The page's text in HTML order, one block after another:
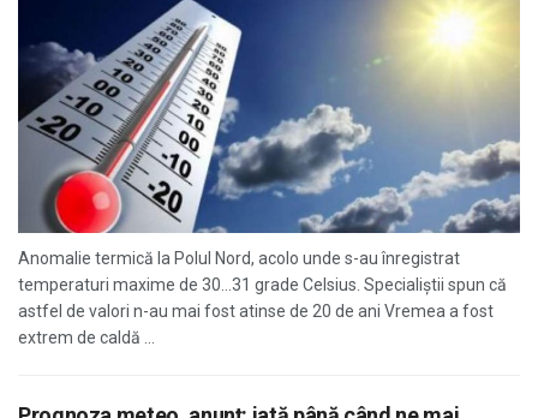
Anomalie termică la Polul Nord, acolo unde s-au înregistrat
temperaturi maxime de 30…31 grade Celsius. Specialiştii spun că
astfel de valori n-au mai fost atinse de 20 de ani Vremea a fost
extrem de caldă ...